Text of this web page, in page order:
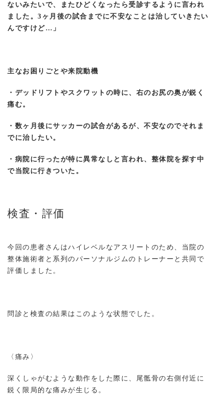
ないみたいで、またひどくなったら受診するように言われ
ました。3ヶ月後の試合までに不安なことは治していきたい
んですけど…」
主なお困りごとや来院動機
・デッドリフトやスクワットの時に、右のお尻の奥が鋭く
痛む。
・数ヶ月後にサッカーの試合があるが、不安なのでそれま
でに治したい。
・病院に行ったが特に異常なしと言われ、整体院を探す中
で当院に行きついた。
検査・評価
今回の患者さんはハイレベルなアスリートのため、当院の
整体施術者と系列のパーソナルジムのトレーナーと共同で
評価しました。
問診と検査の結果はこのような状態でした。
〈痛み〉
深くしゃがむような動作をした際に、尾骶骨の右側付近に
鋭く限局的な痛みが生じる。